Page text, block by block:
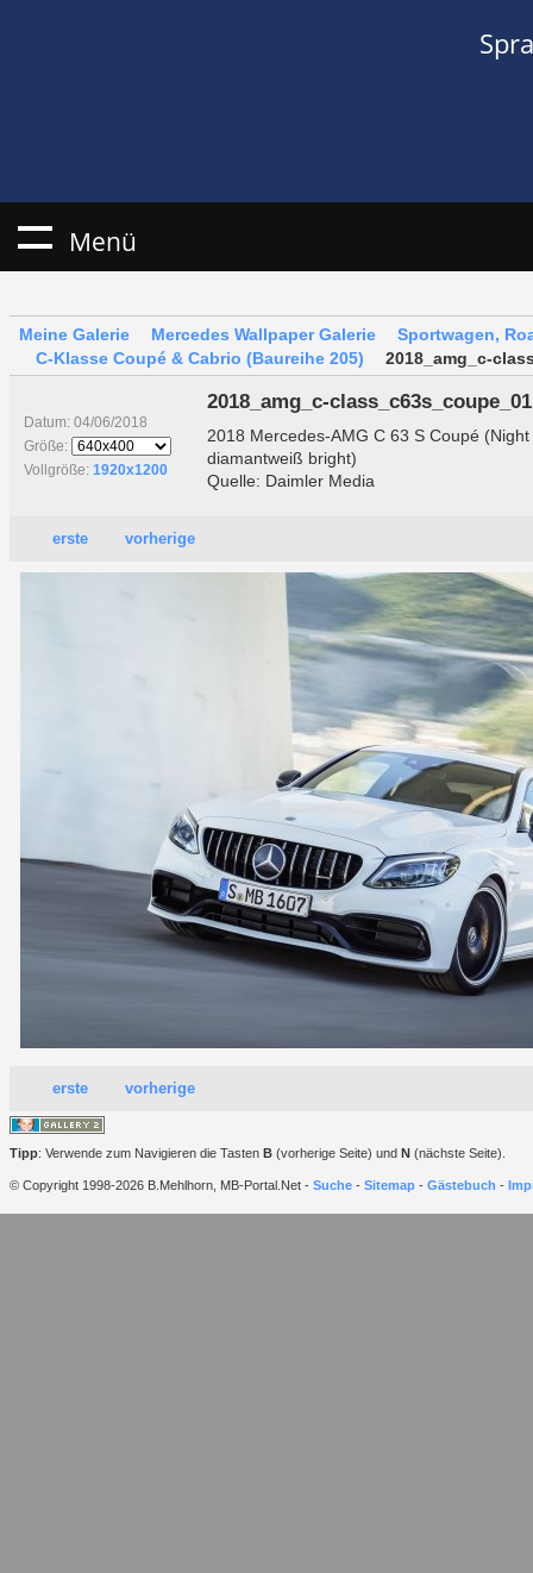
Menü
Meine Galerie Mercedes Wallpaper Galerie
Sportwagen,
C-Klasse Coupé & Cabrio (Baureihe 205)
2018_amg_c-
Datum: 04/06/2018
Größe:
Vollgröße: 1920x1200
2018_amg_c-class_c63s_coupe_01
2018 Mercedes-AMG C 63 S Coupé
diamantweiß bright)
Quelle: Daimler Media
erste vorherige
erste vorherige
Tipp: Verwende zum Navigieren die Tasten B (vorherige Seite) und N (nächste Seite).
© Copyright 1998-2026 B.Mehlhorn, MB-Portal.Net - Suche - Sitemap - Gästebuch -